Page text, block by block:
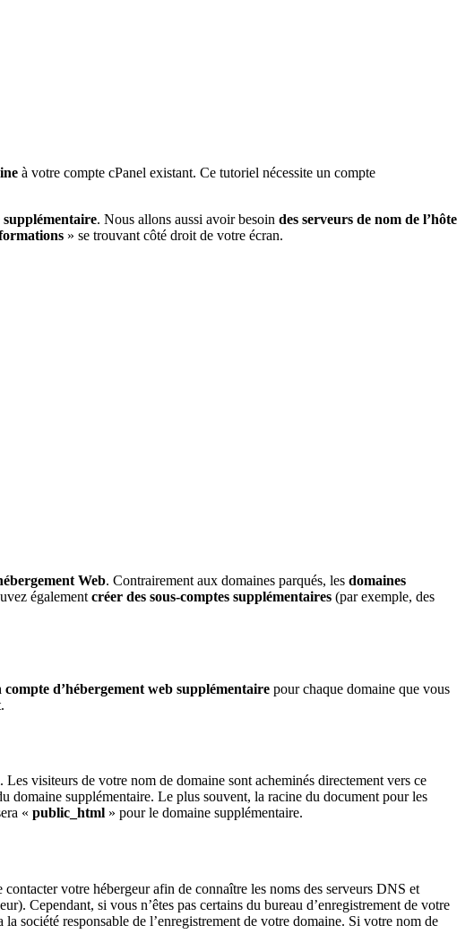
à votre compte cPanel existant. Ce tutoriel nécessite un compte
supplémentaire. Nous allons aussi avoir besoin des serveurs de nom de l’hôte
» se trouvant côté droit de votre écran.
Web. Contrairement aux domaines parqués, les domaines
également créer des sous-comptes supplémentaires (par exemple, des
compte d’hébergement web supplémentaire pour chaque domaine que vous
Les visiteurs de votre nom de domaine sont acheminés directement vers ce
domaine supplémentaire. Le plus souvent, la racine du document pour les
« public_html » pour le domaine supplémentaire.
contacter votre hébergeur afin de connaître les noms des serveurs DNS et
Cependant, si vous n’êtes pas certains du bureau d’enregistrement de votre
société responsable de l’enregistrement de votre domaine. Si votre nom de